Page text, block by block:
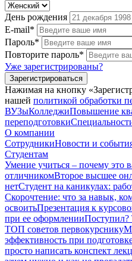
День рождения
E-mail*
Пароль*
Повторите пароль*
Уже зарегистрированы?
Зарегистрироваться
Нажимая на кнопку
нашей политикой обработки
ВУЗыКолледжиПовышение
переподготовки
О компании
СотрудникиНовости и
Студентам
Умение учиться – почему это
отличникомВторое высшее
нетСтудент на каникулах:
Скорочтение: что за навык,
освоитьПрезентация к
при ее оформленииПоступил?
ТОП советов первокурснику
эффективность при
просто написать конспект